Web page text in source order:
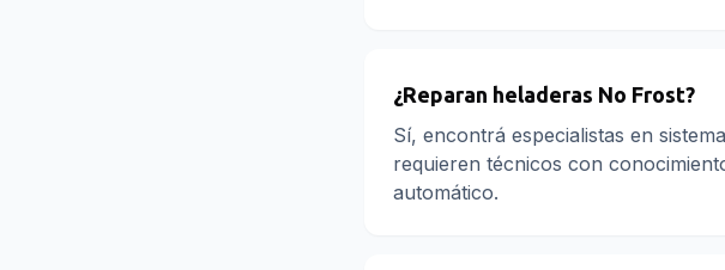
¿Reparan heladeras No Frost?
Sí, encontrá especialistas en
requieren técnicos con
automático.